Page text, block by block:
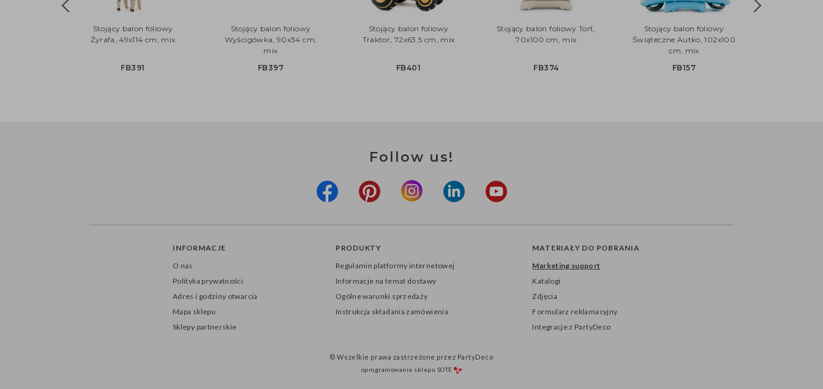
Stojący balon foliowy
Żyrafa, 49x114 cm, mix
FB391
Stojący balon foliowy
Wyścigówka, 90x34 cm,
mix
FB397
Stojący balon foliowy
Traktor, 72x63.5 cm, mix
FB401
Stojący balon foliowy Tort,
70x100 cm, mix
FB374
Stojący balon foliowy
Świąteczne Autko, 102x100
cm, mix
FB157
Follow us!
INFORMACJE
O nas
Polityka prywatności
Adres i godziny otwarcia
Mapa sklepu
Sklepy partnerskie
PRODUKTY
Regulamin platformy internetowej
Informacje na temat dostawy
Ogólne warunki sprzedaży
Instrukcja składania zamówienia
MATERIAŁY DO POBRANIA
Marketing support
Katalogi
Zdjęcia
Formularz reklamacyjny
Integracje z PartyDeco
© Wszelkie prawa zastrzeżone przez PartyDeco
oprogramowanie sklepu SOTE